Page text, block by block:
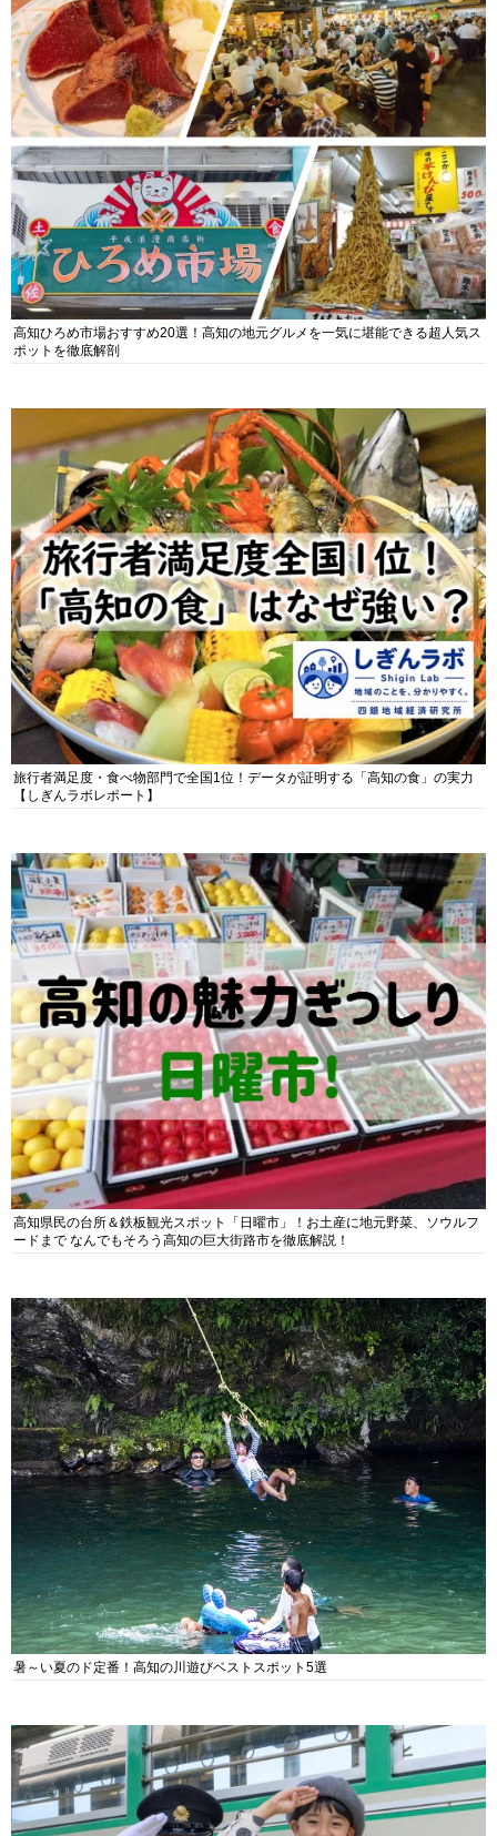
高知ひろめ市場おすすめ20選！高知の地元グルメを一気に堪能できる超人気ス
ポットを徹底解剖
旅行者満足度・食べ物部門で全国1位！データが証明する「高知の食」の実力
【しぎんラボレポート】
高知県民の台所＆鉄板観光スポット「日曜市」！お土産に地元野菜、ソウルフ
ードまで なんでもそろう高知の巨大街路市を徹底解説！
暑～い夏のド定番！高知の川遊びベストスポット5選